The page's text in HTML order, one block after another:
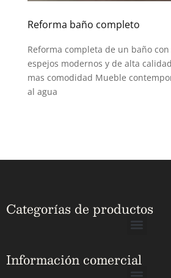
Reforma baño completo
Reforma completa de un baño con
espejos modernos y de alta
mas comodidad Mueble
al agua
Categorías de productos
Información comercial